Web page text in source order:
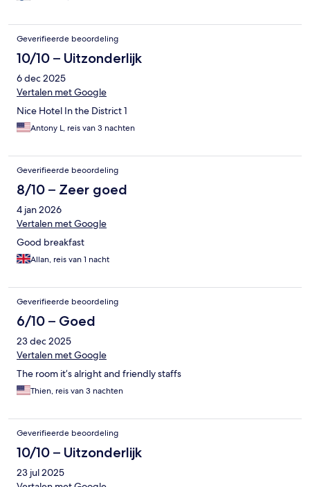
Geverifieerde beoordeling
10/10 – Uitzonderlijk
6 dec 2025
Vertalen met Google
Nice Hotel In the District 1
Antony L, reis van 3 nachten
Geverifieerde beoordeling
8/10 – Zeer goed
4 jan 2026
Vertalen met Google
Good breakfast
Allan, reis van 1 nacht
Geverifieerde beoordeling
6/10 – Goed
23 dec 2025
Vertalen met Google
The room it’s alright and friendly staffs
Thien, reis van 3 nachten
Geverifieerde beoordeling
10/10 – Uitzonderlijk
23 jul 2025